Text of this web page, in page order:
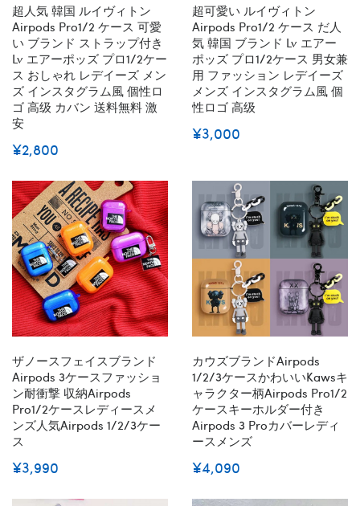
超人気 韓国 ルイヴィトン
Airpods Pro1/2 ケース 可愛
い ブランド ストラップ付き
Lv エアーポッズ プロ1/2ケー
ス おしゃれ レデイーズ メン
ズ インスタグラム風 個性ロ
ゴ 高级 カバン 送料無料 激
安
¥2,800
超可愛い ルイヴィトン
Airpods Pro1/2 ケース だ人
気 韓国 ブランド Lv エアー
ポッズ プロ1/2ケース 男女兼
用 ファッション レデイーズ
メンズ インスタグラム風 個
性ロゴ 高级
¥3,000
ザノースフェイスブランド
Airpods 3ケースファッショ
ン耐衝撃 収納airpods
Pro1/2ケースレディースメ
ンズ人気airpods 1/2/3ケー
ス
¥3,990
カウズブランドairpods
1/2/3ケースかわいいKawsキ
ャラクター柄airpods Pro1/2
ケースキーホルダー付き
Airpods 3 Proカバーレディ
ースメンズ
¥4,090